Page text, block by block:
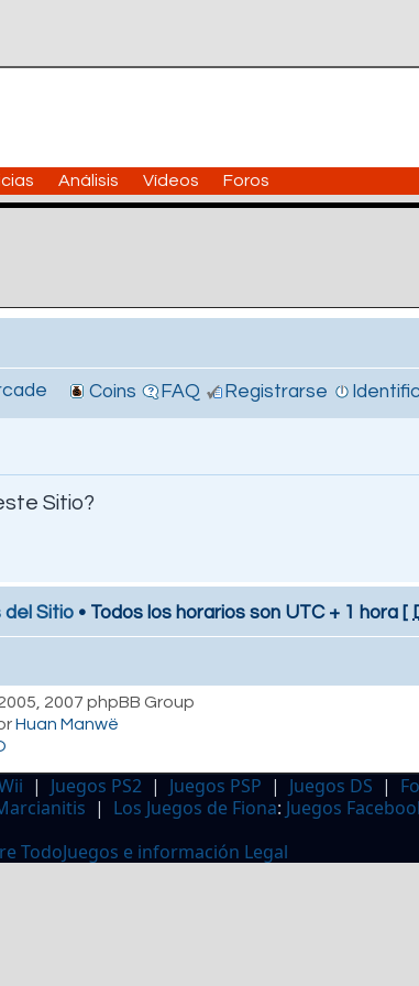
Análisis Vídeos Foros
Coins FAQ Registrarse
Sitio?
del Sitio • Todos los horarios son UTC + 1 hora [
2007 phpBB Group
Huan Manwë
| Juegos PS2 | Juegos PSP | Juegos DS |
| Los Juegos de Fiona: Juegos
TodoJuegos e información Legal